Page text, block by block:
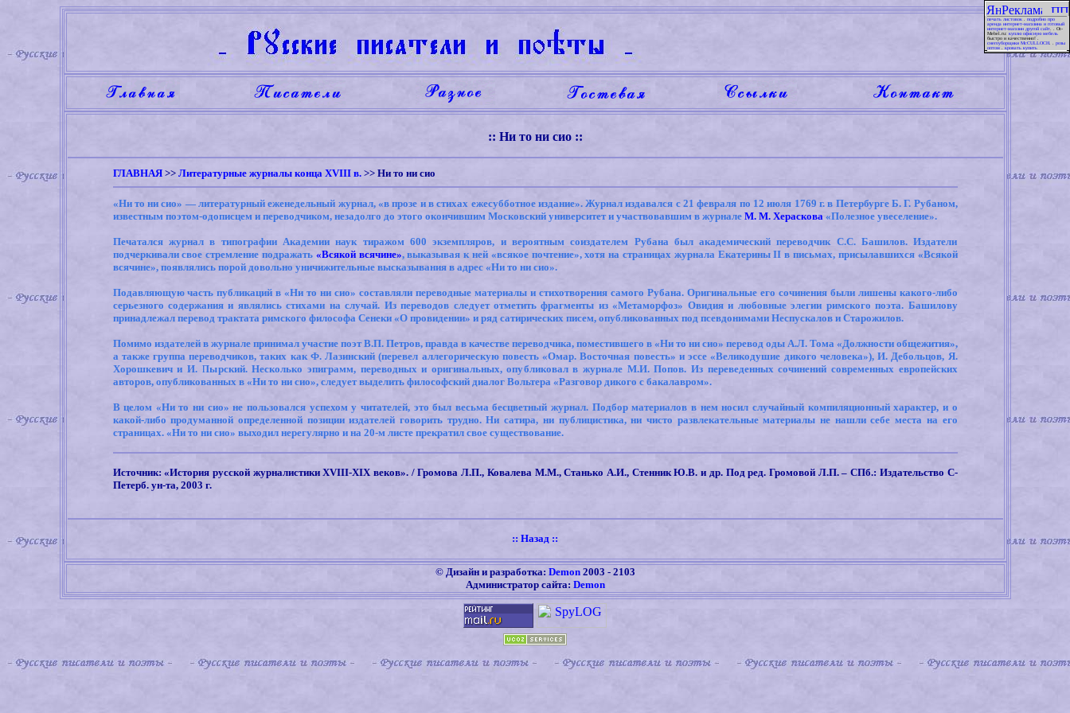
:: Ни то ни сио ::
ГЛАВНАЯ >> Литературные журналы конца XVIII в. >> Нито нисио
«Ни то ни сио» — литературный еженедельный журнал, «в прозе и в стихах ежесубботное издание». Журнал издавался с 21 февраля по 12 июля 1769 г. в Петербурге Б. Г. Рубаном,
известным поэтом-одописцем и переводчиком, незадолго до этого окончившим Московский университет и участвовавшим в журнале М. М. Хераскова«Полезное увеселение».
Печатался журнал в типографии Академии наук тиражом 600 экземпляров, и вероятным соиздателем Рубана был академический переводчик С.С. Башилов. Издатели
подчеркивали свое стремление подражать «Всякой всячине», выказывая к ней «всякое почтение», хотя на страницах журнала ЕкатериныIIв письмах, присылавшихся «Всякой
всячине», появлялись порой довольно уничижительные высказывания в адрес «Ни то ни сио».
Подавляющую часть публикаций в «Ни то ни сио» составляли переводные материалы и стихотворения самого Рубана. Оригинальные его сочинения были лишены какого-либо
серьезного содержания и являлись стихами на случай. Из переводов следует отметить фрагменты из «Метаморфоз» Овидия и любовные элегии римского поэта. Башилову
принадлежал перевод трактата римского философа Сенеки «О провидении» и ряд сатирических писем, опубликованных под псевдонимами Неспускалов и Старожилов.
Помимо издателей в журнале принимал участие поэт В.П. Петров, правда в качестве переводчика, поместившего в «Ни то ни сио» перевод оды А.Л. Тома «Должности общежития»,
а также группа переводчиков, таких как Ф. Лазинский (перевел аллегорическую повесть «Омар. Восточная повесть» и эссе «Великодушие дикого человека»), И. Дебольцов, Я.
Хорошкевич и И. Пырский. Несколько эпиграмм, переводных и оригинальных, опубликовал в журнале М.И. Попов. Из переведенных сочинений современных европейских
авторов, опубликованных в «Ни то ни сио», следует выделить философский диалог Вольтера «Разговор дикого с бакалавром».
В целом «Ни то ни сио» не пользовался успехом у читателей, это был весьма бесцветный журнал. Подбор материалов в нем носил случайный компиляционный характер, и о
какой-либо продуманной определенной позиции издателей говорить трудно. Ни сатира, ни публицистика, ни чисто развлекательные материалы не нашли себе места на его
страницах. «Ни то ни сио» выходил нерегулярно и на 20-м листе прекратил свое существование.
Источник: «История русской журналистикиXVIII-XIXвеков». / Громова Л.П., Ковалева М.М., Станько А.И., Стенник Ю.В. и др. Под ред. Громовой Л.П. – СПб.: Издательство С-
Петерб. ун-та, 2003 г.
:: Назад ::
© Дизайн и разработка: Demon 2003 - 2103
Администратор сайта: Demon
печать листовок
подробно про
аренда интернет-магазина и готовый
интернет-магазин другой сайт . . Ot-
Mebel.ru: куплю офисную мебель
быстро и качественно! .
снегоуборщики McCULLOCH
розы
оптом
кровать купить